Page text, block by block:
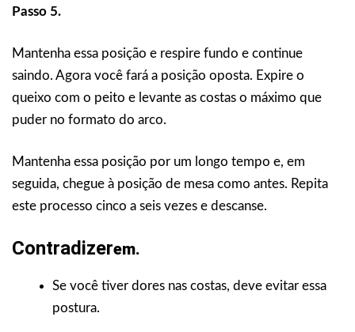
Passo 5.
Mantenha essa posição e respire fundo e continue
saindo. Agora você fará a posição oposta. Expire o
queixo com o peito e levante as costas o máximo que
puder no formato do arco.
Mantenha essa posição por um longo tempo e, em
seguida, chegue à posição de mesa como antes. Repita
este processo cinco a seis vezes e descanse.
ContradizerEm.
Se você tiver dores nas costas, deve evitar essa
postura.